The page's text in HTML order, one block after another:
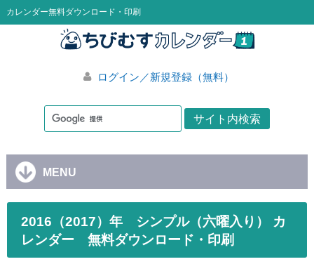
カレンダー無料ダウンロード・印刷
ログイン／新規登録（無料）
MENU
2016（2017）年 シンプル（六曜入り） カ
レンダー 無料ダウンロード・印刷